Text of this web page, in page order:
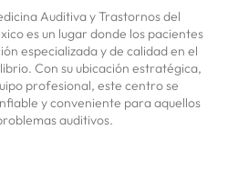
Auditiva y Trastornos del
es un lugar donde los pacientes
especializada y de calidad en el
Con su ubicación estratégica,
profesional, este centro se
y conveniente para aquellos
auditivos.